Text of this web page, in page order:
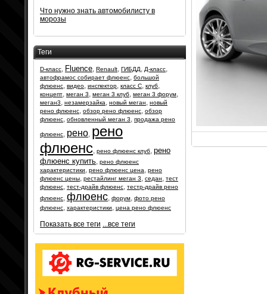
Что нужно знать автомобилисту в
морозы
Теги
D-класс, Fluence, Renault, ГИБДД, Д-класс,
автофрамос собирает флюенс, большой
флюенс, видео, инспектор, класс С, клуб,
концепт, меган 3, меган 3 клуб, меган 3 форум,
меган3, незамерзайка, новый меган, новый
рено флюенс, обзор рено флюенс, обзор
флюенс, обновленный меган 3, продажа рено
флюенс, рено, рено
флюенс, рено флюенс клуб, рено
флюенс купить, рено флюенс
характеристики, рено флюенс цена, рено
флюенс цены, рестайлинг меган 3, седан, тест
флюенс, тест-драйв флюенс, тестр-драйв рено
флюенс, флюенс, форум, фото рено
флюенс, характеристики, цена рено флюенс
Показать все теги ...все теги